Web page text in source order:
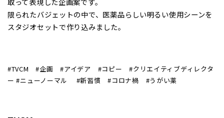
限られたバジェットの中で、医薬品らしい明るい使用シーンを
スタジオセットで作り込みました。
#TVCM #企画 #アイデア #コピー #クリエイティブディレクタ
ー #ニューノーマル #新習慣 #コロナ禍 #うがい薬